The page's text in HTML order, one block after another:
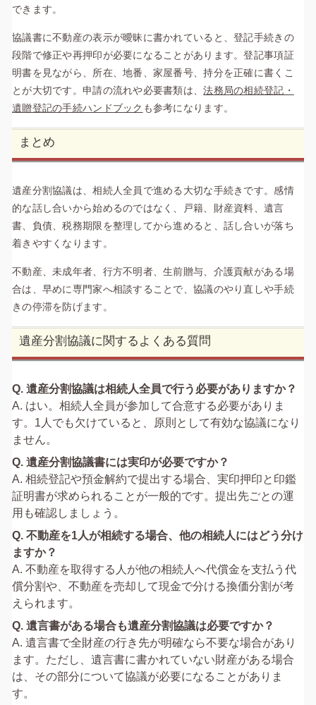
できます。
協議書に不動産の表示が曖昧に書かれていると、登記手続きの
段階で修正や再押印が必要になることがあります。登記事項証
明書を見ながら、所在、地番、家屋番号、持分を正確に書くこ
とが大切です。申請の流れや必要書類は、法務局の相続登記・
遺贈登記の手続ハンドブック も参考になります。
まとめ
遺産分割協議は、相続人全員で進める大切な手続きです。感情
的な話し合いから始めるのではなく、戸籍、財産資料、遺言
書、負債、税務期限を整理してから進めると、話し合いが落ち
着きやすくなります。
不動産、未成年者、行方不明者、生前贈与、介護貢献がある場
合は、早めに専門家へ相談することで、協議のやり直しや手続
きの停滞を防げます。
遺産分割協議に関するよくある質問
Q. 遺産分割協議は相続人全員で行う必要がありますか？
A. はい。相続人全員が参加して合意する必要がありま
す。1人でも欠けていると、原則として有効な協議になり
ません。
Q. 遺産分割協議書には実印が必要ですか？
A. 相続登記や預金解約で提出する場合、実印押印と印鑑
証明書が求められることが一般的です。提出先ごとの運
用も確認しましょう。
Q. 不動産を1人が相続する場合、他の相続人にはどう分け
ますか？
A. 不動産を取得する人が他の相続人へ代償金を支払う代
償分割や、不動産を売却して現金で分ける換価分割が考
えられます。
Q. 遺言書がある場合も遺産分割協議は必要ですか？
A. 遺言書で全財産の行き先が明確なら不要な場合があり
ます。ただし、遺言書に書かれていない財産がある場合
は、その部分について協議が必要になることがありま
す。